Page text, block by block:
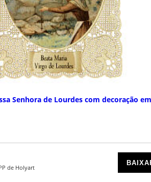
de Holyart
Senhora de Lourdes com decoração em